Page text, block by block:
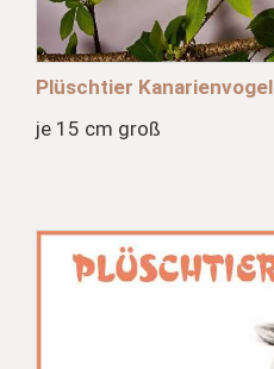
Plüschtier Kanarienvogel
je 15 cm groß